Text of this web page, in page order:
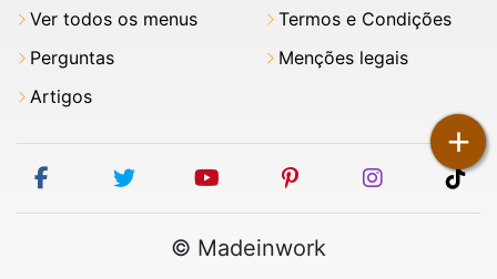
+
Ver todos os menus
Perguntas
Artigos
Termos e Condições
Menções legais
facebooktwitter youtubepinterestinstagram
© Madeinwork